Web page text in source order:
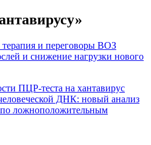
терапия и переговоры ВОЗ
и снижение нагрузки нового
ПЦР-теста на хантавирус
ДНК: новый анализ
ложноположительным